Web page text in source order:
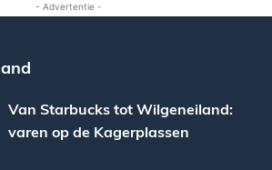
- Advertentie -
Van Starbucks tot Wilgeneiland:
varen op de Kagerplassen